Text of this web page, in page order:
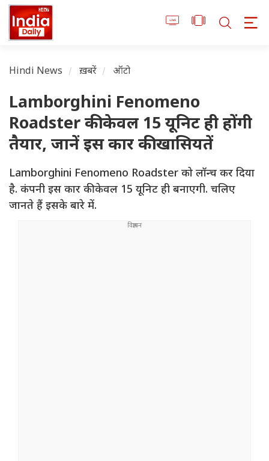
Hindi News ख़बरें ऑटो
Lamborghini Fenomeno
Roadster की केवल 15 यूनिट ही होंगी
तैयार, जानें इस कार की खासियतें
Lamborghini Fenomeno Roadster को लॉन्च कर दिया
है. कंपनी इस कार की केवल 15 यूनिट ही बनाएगी. चलिए
जानते हैं इसके बारे में.